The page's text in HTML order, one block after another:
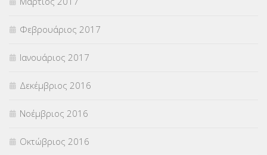
Φεβρουάριος 2017
Ιανουάριος 2017
Δεκέμβριος 2016
Νοέμβριος 2016
Οκτώβριος 2016